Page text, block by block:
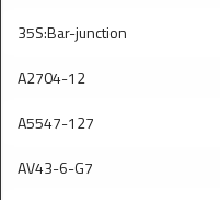
35S:Bar-junction
A2704-12
A5547-127
AV43-6-G7